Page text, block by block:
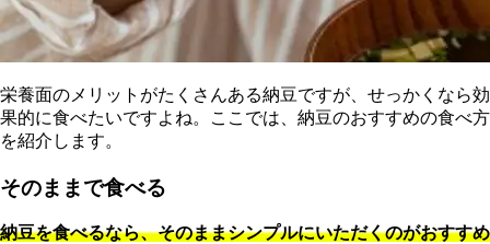
栄養面のメリットがたくさんある納豆ですが、せっかくなら効
果的に食べたいですよね。ここでは、納豆のおすすめの食べ方
を紹介します。
そのままで食べる
納豆を食べるなら、そのままシンプルにいただくのがおすすめ